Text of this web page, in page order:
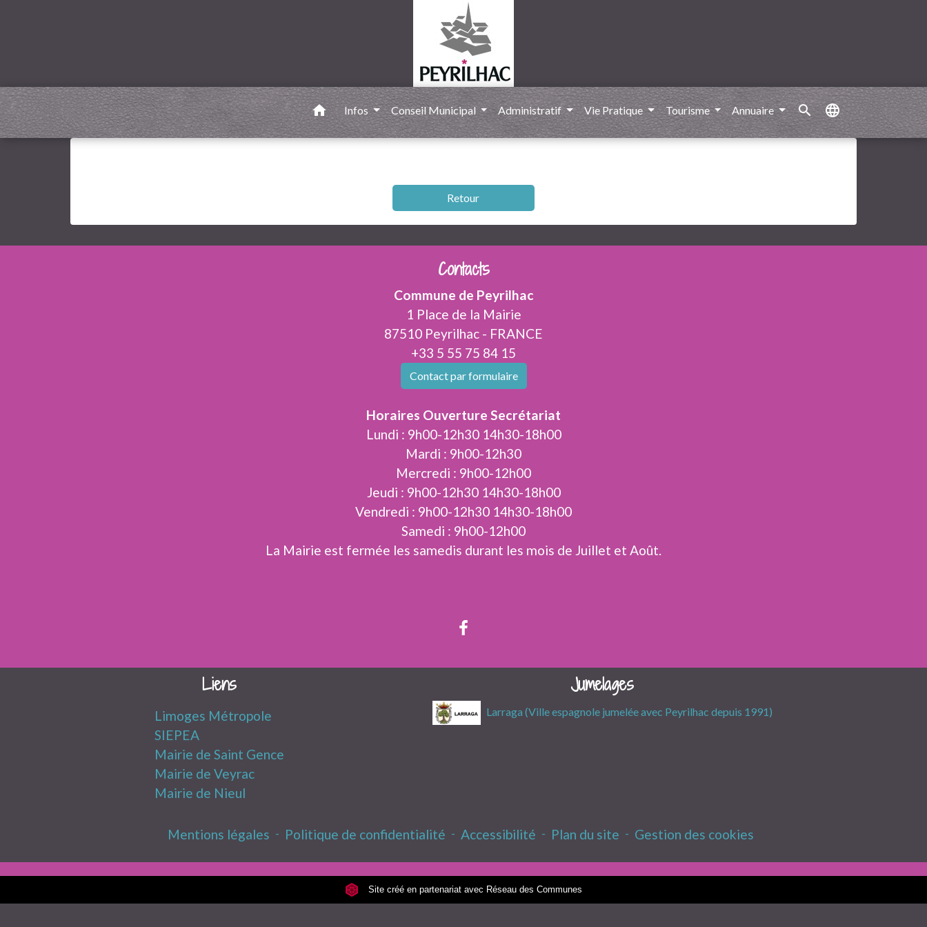
home Infos Conseil Municipal Administratif Vie Pratique Tourisme Annuaire search language
Retour
Contacts
Commune de Peyrilhac
1 Place de la Mairie
87510 Peyrilhac - FRANCE
+33 5 55 75 84 15
Contact par formulaire
Horaires Ouverture Secrétariat
Lundi : 9h00-12h30 14h30-18h00
Mardi : 9h00-12h30
Mercredi : 9h00-12h00
Jeudi : 9h00-12h30 14h30-18h00
Vendredi : 9h00-12h30 14h30-18h00
Samedi : 9h00-12h00
La Mairie est fermée les samedis durant les mois de Juillet et Août.
Liens
Limoges Métropole
SIEPEA
Mairie de Saint Gence
Mairie de Veyrac
Mairie de Nieul
Jumelages
Larraga (Ville espagnole jumelée avec Peyrilhac depuis 1991)
Mentions légales - Politique de confidentialité - Accessibilité - Plan du site - Gestion des cookies
Site créé en partenariat avec Réseau des Communes